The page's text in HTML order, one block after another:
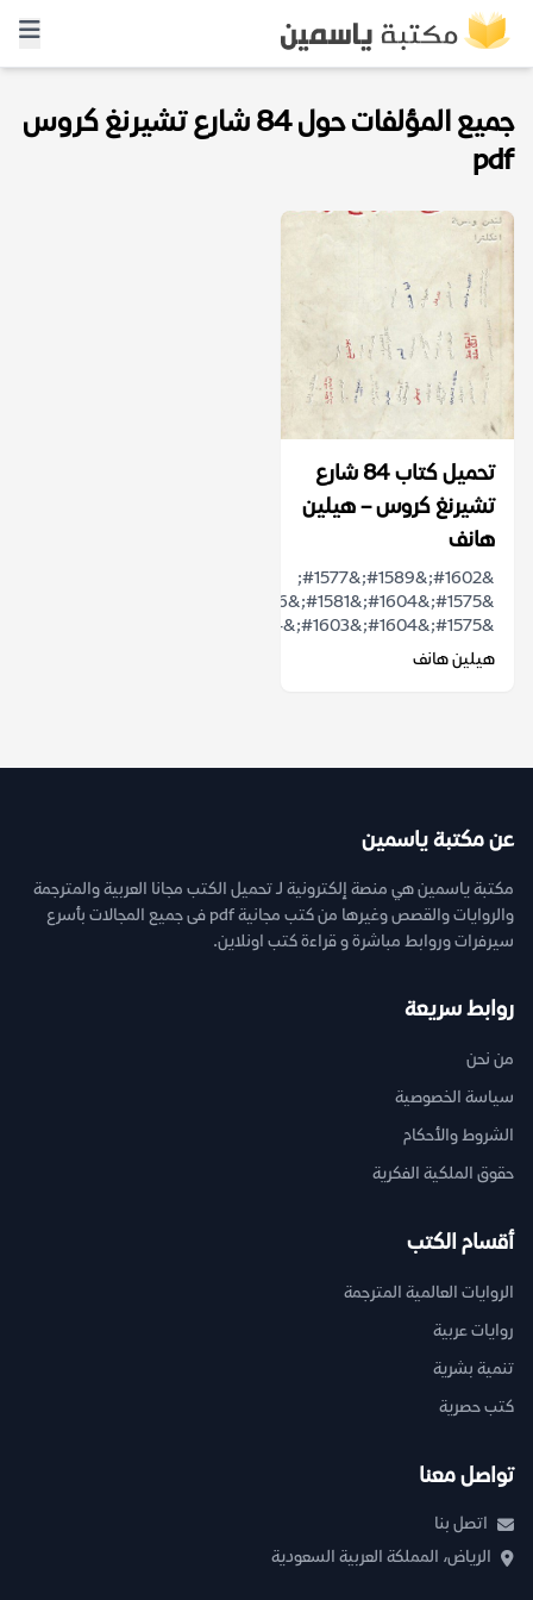
جميع المؤلفات حول 84 شارع تشيرنغ كروس
pdf
تحميل كتاب 84 شارع
تشيرنغ كروس – هيلين
هانف
&#1602;&#1589;&#1577;
&#1575;&#1604;&#1603;&#1604;&...
هيلين هانف
عن مكتبة ياسمين
مكتبة ياسمين هي منصة إلكترونية لـ تحميل الكتب مجانا العربية والمترجمة
والروايات والقصص وغيرها من كتب مجانية pdf فى جميع المجالات بأسرع
سيرفرات وروابط مباشرة و قراءة كتب اونلاين.
روابط سريعة
من نحن
سياسة الخصوصية
الشروط والأحكام
حقوق الملكية الفكرية
أقسام الكتب
الروايات العالمية المترجمة
روايات عربية
تنمية بشرية
كتب حصرية
تواصل معنا
اتصل بنا
الرياض، المملكة العربية السعودية